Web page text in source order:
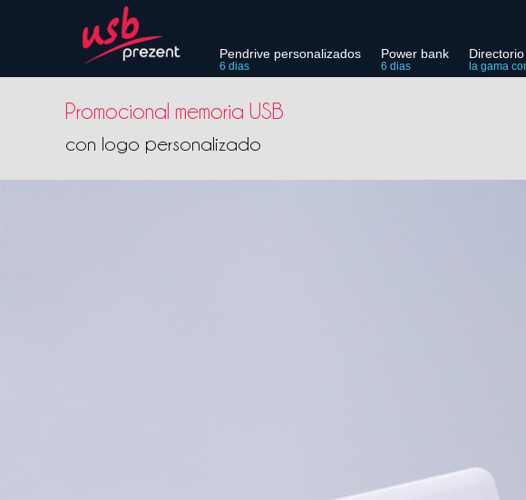
Pendrive personalizados
6 dias
Power bank
6 dias la gama
Promocional memoria USB
con logo personalizado